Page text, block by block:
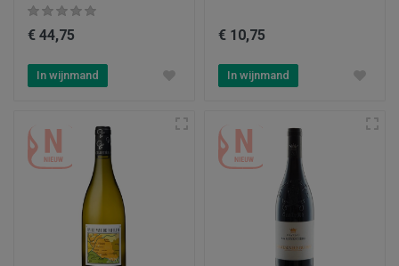
€ 44,75
In wijnmand
€ 10,75
In wijnmand